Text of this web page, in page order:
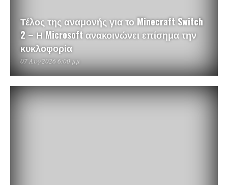
Τέλος της αναμονής για το Minecraft Switch
2 – Η Microsoft ανακοινώνει επίσημα την
κυκλοφορία
07 Αυγ 2026 6:00 μμ